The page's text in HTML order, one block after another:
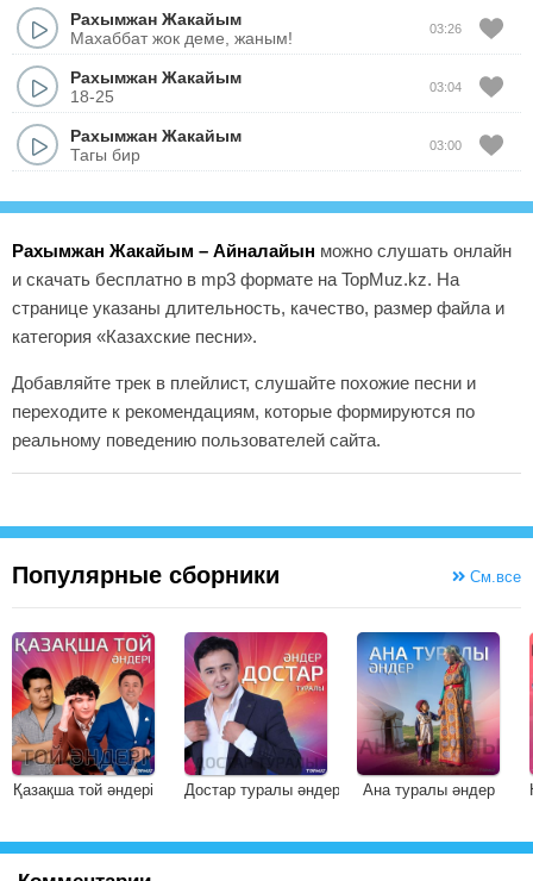
Рахымжан Жакайым
Махаббат жок деме, жаным!
03:26
Рахымжан Жакайым
18-25
03:04
Рахымжан Жакайым
Тагы бир
03:00
Рахымжан Жакайым – Айналайын можно слушать онлайн
и скачать бесплатно в mp3 формате на TopMuz.kz. На
странице указаны длительность, качество, размер файла и
категория «Казахские песни».
Добавляйте трек в плейлист, слушайте похожие песни и
переходите к рекомендациям, которые формируются по
реальному поведению пользователей сайта.
Популярные сборники См.все
Қазақша той әндері Достар туралы әндер Ана туралы әндер